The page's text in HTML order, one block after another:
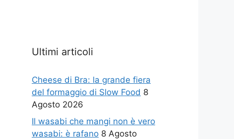
Ultimi articoli
Cheese di Bra: la grande fiera
del formaggio di Slow Food 8
Agosto 2026
Il wasabi che mangi non è vero
wasabi: è rafano 8 Agosto